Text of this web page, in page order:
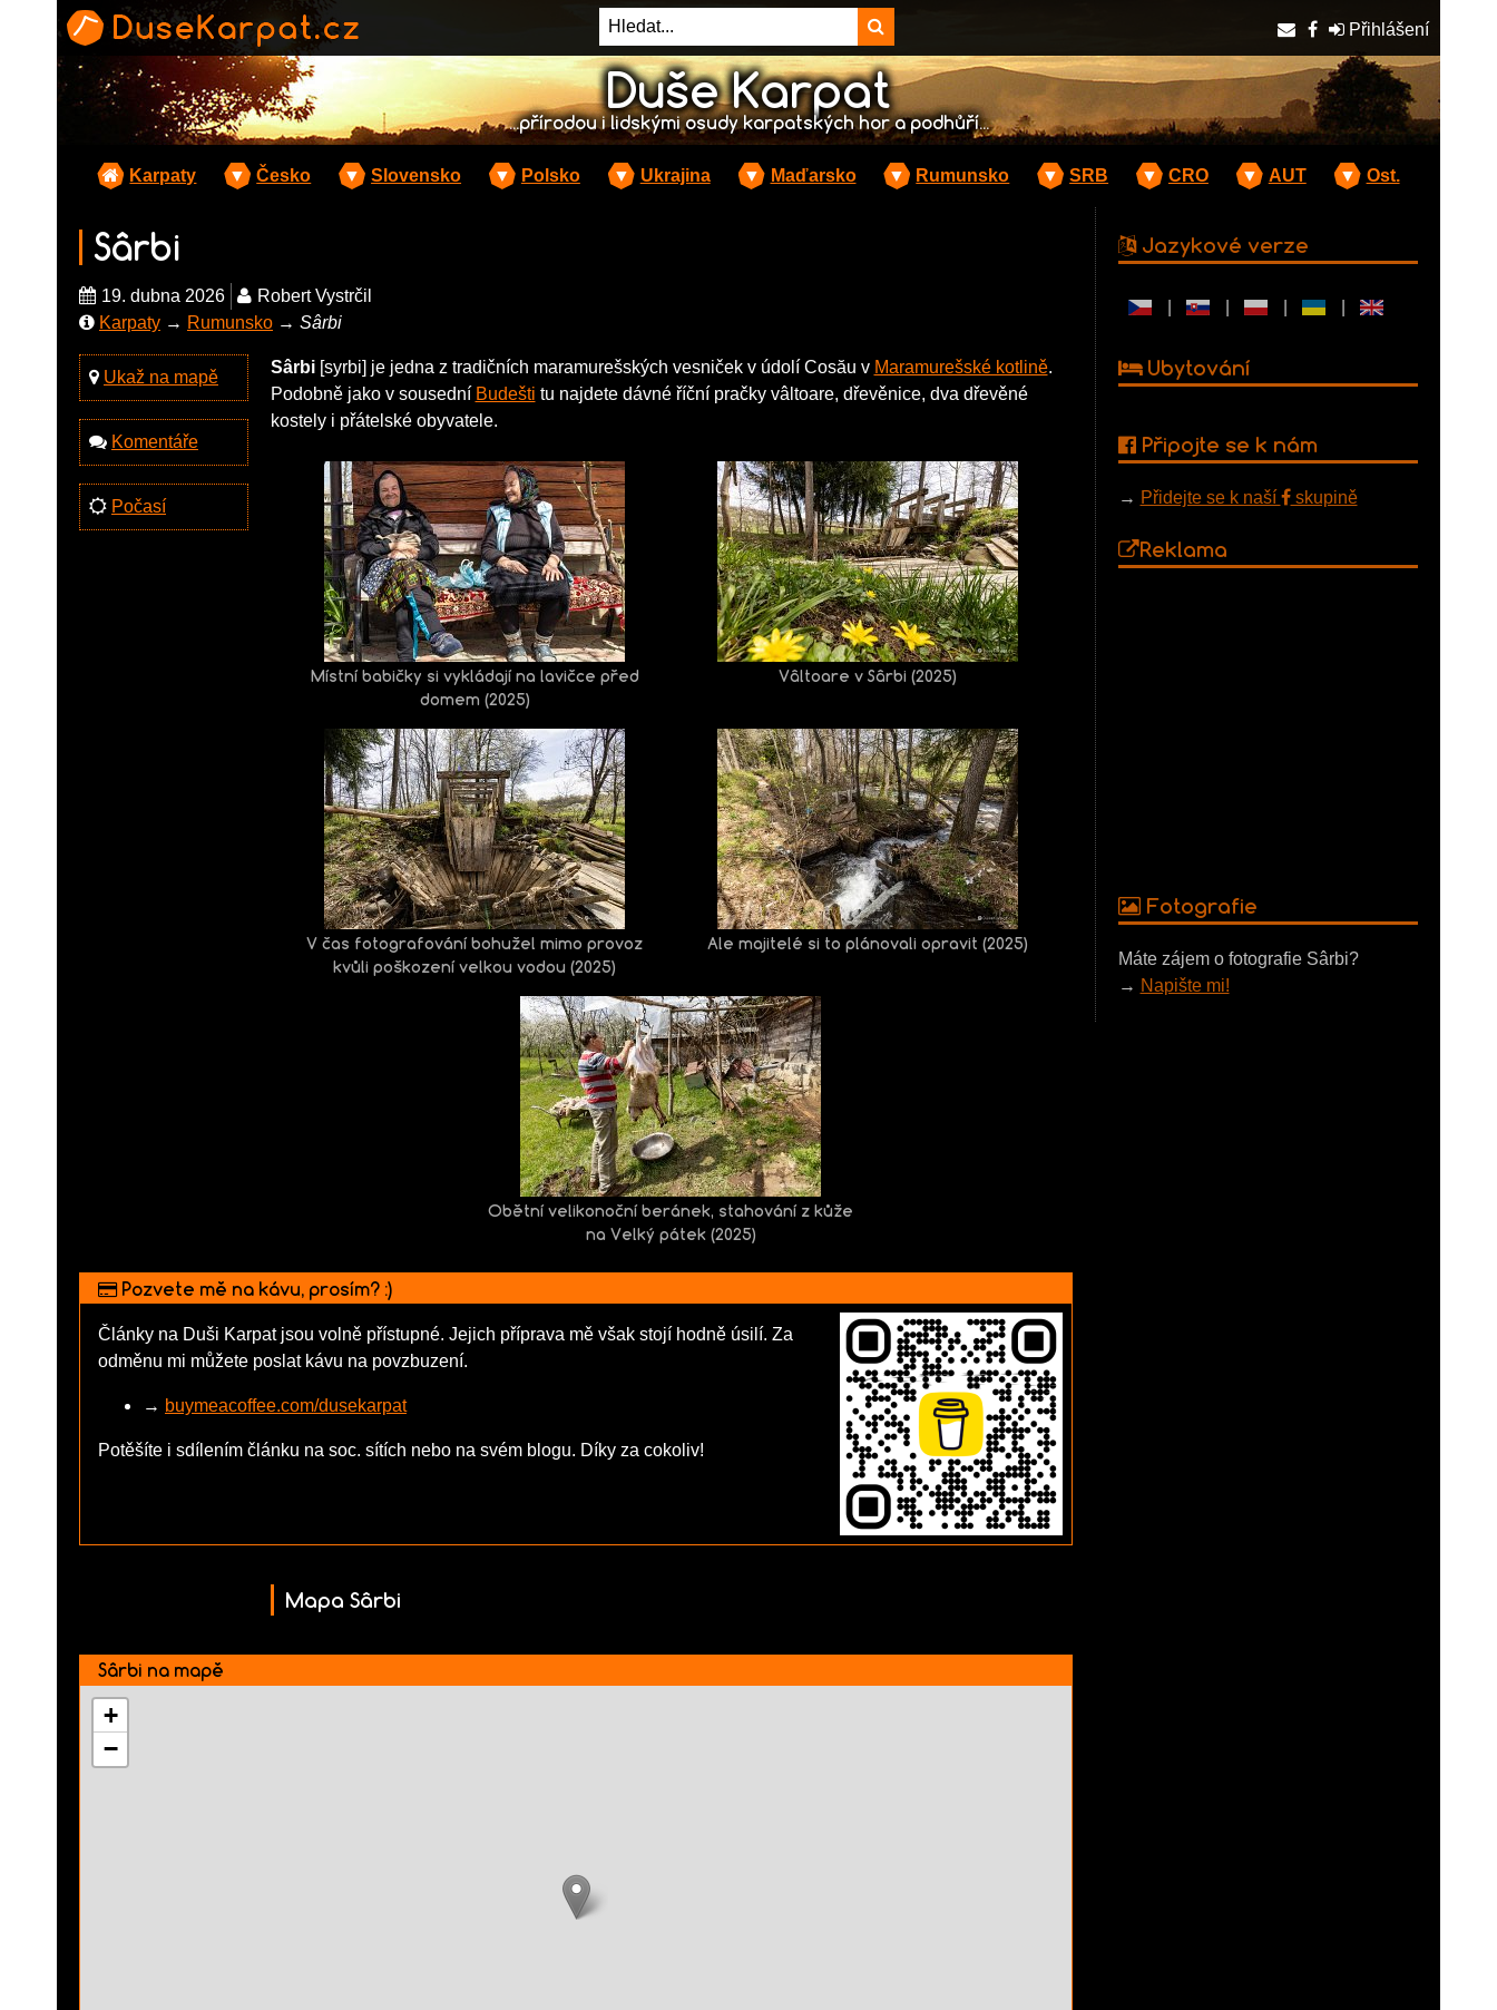
Duše Karpat
...přírodou i lidskými osudy karpatských hor a podhůří...
Přihlášení
Karpaty ▼ Česko ▼ Slovensko ▼ Polsko ▼ Ukrajina ▼ Maďarsko ▼ Rumunsko ▼ SRB ▼ CRO ▼ AUT ▼ Ost.
Sârbi
19. dubna 2026
Robert Vystrčil
Karpaty → Rumunsko → Sârbi
Ukaž na mapě
Komentáře
Počasí
Sârbi[syrbi] je jedna z tradičních maramurešských vesniček v údolí Cosău v Maramurešské kotlině.
Podobně jako v sousední Budešti tu najdete dávné říční pračky vâltoare, dřevěnice, dva dřevěné
kostely i přátelské obyvatele.
Místní babičky si vykládají na lavičce před
domem (2025)
Vâltoare v Sârbi (2025)
V čas fotografování bohužel mimo provoz
kvůli poškození velkou vodou (2025)
Ale majitelé si to plánovali opravit (2025)
Obětní velikonoční beránek, stahování z kůže
na Velký pátek (2025)
Pozvete mě na kávu, prosím? :)
Články na Duši Karpat jsou volně přístupné. Jejich příprava mě však stojí hodně úsilí. Za
odměnu mi můžete poslat kávu na povzbuzení.
→ buymeacoffee.com/dusekarpat
Potěšíte i sdílením článku na soc. sítích nebo na svém blogu. Díky za cokoliv!
Mapa Sârbi
Sârbi na mapě
+
−
Jazykové verze
Ubytování
Připojte se k nám
→ Přidejte se k naší skupině
Reklama
Fotografie
Máte zájem o fotografie Sârbi?
→ Napište mi!